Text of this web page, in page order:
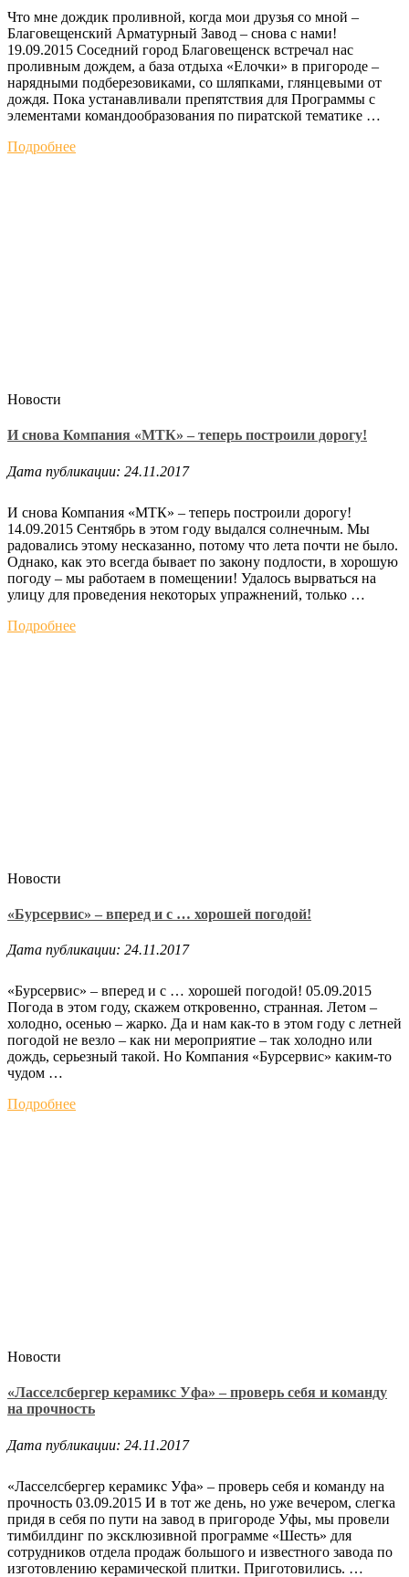
Что мне дождик проливной, когда мои друзья со мной –
Благовещенский Арматурный Завод – снова с нами!
19.09.2015 Соседний город Благовещенск встречал нас
проливным дождем, а база отдыха «Елочки» в пригороде –
нарядными подберезовиками, со шляпками, глянцевыми от
дождя. Пока устанавливали препятствия для Программы с
элементами командообразования по пиратской тематике …
Подробнее
Новости
И снова Компания «МТК» – теперь построили дорогу!
Дата публикации: 24.11.2017
И снова Компания «МТК» – теперь построили дорогу!
14.09.2015 Сентябрь в этом году выдался солнечным. Мы
радовались этому несказанно, потому что лета почти не было.
Однако, как это всегда бывает по закону подлости, в хорошую
погоду – мы работаем в помещении! Удалось вырваться на
улицу для проведения некоторых упражнений, только …
Подробнее
Новости
«Бурсервис» – вперед и с … хорошей погодой!
Дата публикации: 24.11.2017
«Бурсервис» – вперед и с … хорошей погодой! 05.09.2015
Погода в этом году, скажем откровенно, странная. Летом –
холодно, осенью – жарко. Да и нам как-то в этом году с летней
погодой не везло – как ни мероприятие – так холодно или
дождь, серьезный такой. Но Компания «Бурсервис» каким-то
чудом …
Подробнее
Новости
«Ласселсбергер керамикс Уфа» – проверь себя и команду
на прочность
Дата публикации: 24.11.2017
«Ласселсбергер керамикс Уфа» – проверь себя и команду на
прочность 03.09.2015 И в тот же день, но уже вечером, слегка
придя в себя по пути на завод в пригороде Уфы, мы провели
тимбилдинг по эксклюзивной программе «Шесть» для
сотрудников отдела продаж большого и известного завода по
изготовлению керамической плитки. Приготовились. …